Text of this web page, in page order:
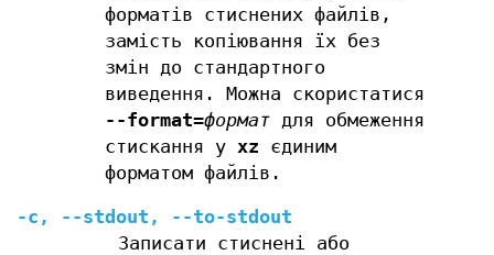
форматів стиснених файлів,
замість копіювання їх без
змін до стандартного
виведення. Можна скористатися
--format=форматдля обмеження
стискання у xz єдиним
форматом файлів.
-c , --stdout ,
--to-stdout
Записати стиснені або